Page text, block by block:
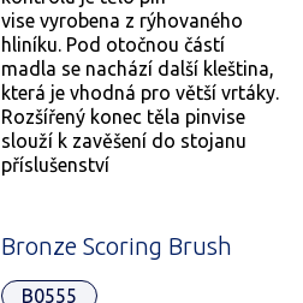
vise vyrobena z rýhovaného
hliníku. Pod otočnou částí
madla se nachází další kleština,
která je vhodná pro větší vrtáky.
Rozšířený konec těla pinvise
slouží k zavěšení do stojanu
příslušenství
Bronze Scoring Brush
B0555